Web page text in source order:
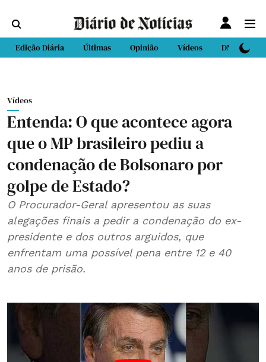
Edição Diária Últimas Opinião Vídeos DN Sport
Vídeos
Entenda: O que acontece agora
que o MP brasileiro pediu a
condenação de Bolsonaro por
golpe de Estado?
O Procurador-Geral apresentou as suas
alegações finais a pedir a condenação do ex-
presidente e dos outros arguidos, que
enfrentam uma possível pena entre 12 e 40
anos de prisão.